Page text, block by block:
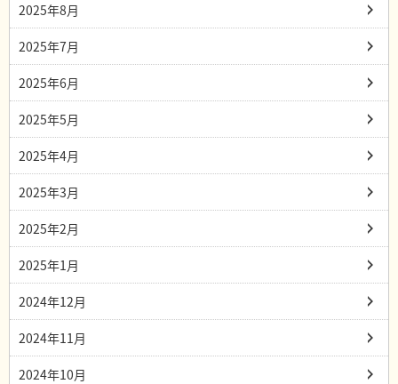
2025年8月
2025年7月
2025年6月
2025年5月
2025年4月
2025年3月
2025年2月
2025年1月
2024年12月
2024年11月
2024年10月